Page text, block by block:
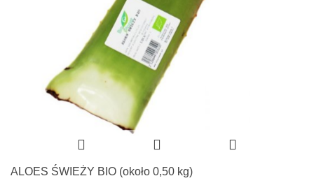
ALOES ŚWIEŻY BIO (około 0,50 kg)